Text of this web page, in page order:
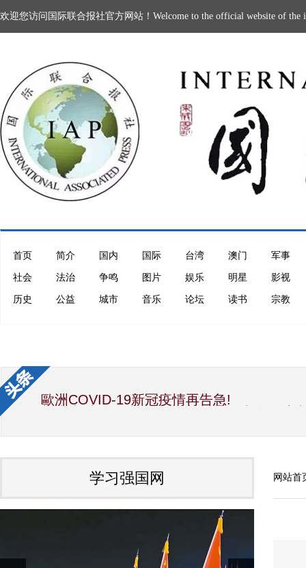
欢迎您访问国际联合报社官方网站！Welcome to the official website of the
首页 简介 国内 国际 台湾 澳门 军事
社会 法治 争鸣 图片 娱乐 明星 影视
历史 公益 城市 音乐 论坛 读书 宗教
歐洲COVID-19新冠疫情再告急!
国宝素食厨神洪银龙与吴慧莲理事长大力推
因受疫情影响，彭阳月子鸡蛋滞销，给企
夏精准扶贫项目，也是彭阳特产。疫情之
中共中央政治局常务委员会召开会议 研究
习近平向全国各族人民致以美好的新春祝福
国家主席习近平发表二〇二〇年新年贺词
中国会变成一个大强国而又使人可亲（光
学习强国网 网站首